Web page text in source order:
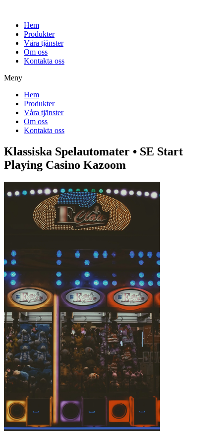
Hem
Produkter
Våra tjänster
Om oss
Kontakta oss
Meny
Hem
Produkter
Våra tjänster
Om oss
Kontakta oss
Klassiska Spelautomater • SE Start
Playing Casino Kazoom